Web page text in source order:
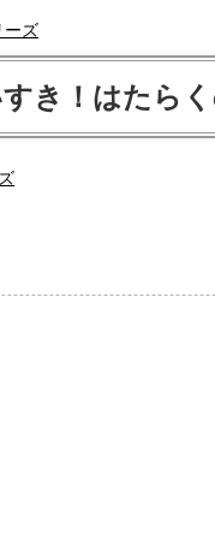
ーズ
き！はたら